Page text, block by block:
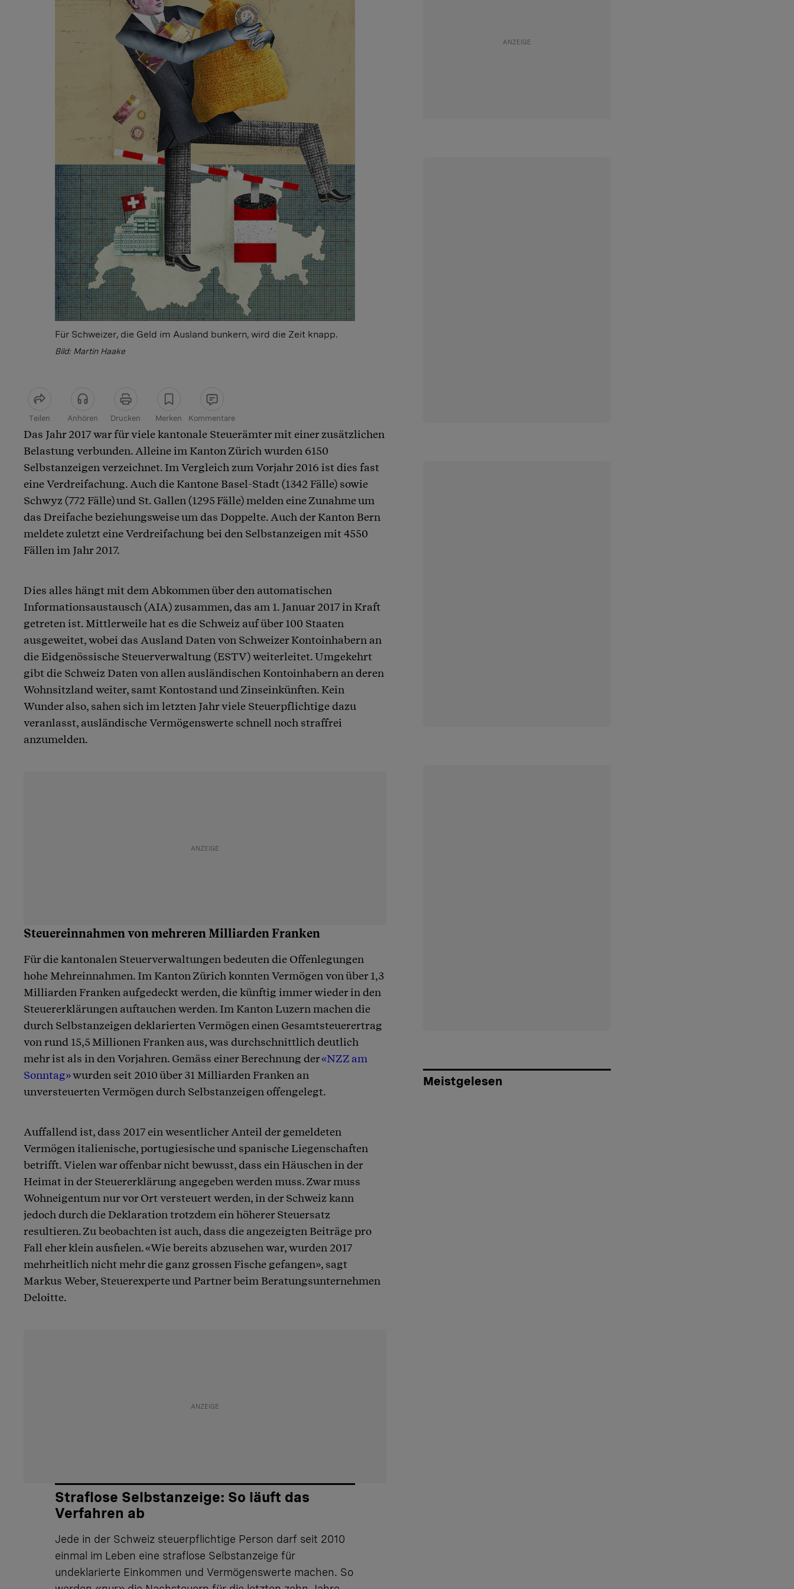
Für Schweizer, die Geld im Ausland bunkern, wird die Zeit knapp.
Bild: Martin Haake
Teilen Anhören Drucken Merken Kommentare
Artikel teilen
Das Jahr 2017 war für viele kantonale Steuerämter mit einer zusätzlichen
Belastung verbunden. Alleine im Kanton Zürich wurden 6150
Selbstanzeigen verzeichnet. Im Vergleich zum Vorjahr 2016 ist dies fast
eine Verdreifachung. Auch die Kantone Basel-Stadt (1342 Fälle) sowie
Schwyz (772 Fälle) und St. Gallen (1295 Fälle) melden eine Zunahme um
das Dreifache beziehungsweise um das Doppelte. Auch der Kanton Bern
meldete zuletzt eine Verdreifachung bei den Selbstanzeigen mit 4550
Fällen im Jahr 2017.
Dies alles hängt mit dem Abkommen über den automatischen
Informationsaustausch (AIA) zusammen, das am 1. Januar 2017 in Kraft
getreten ist. Mittlerweile hat es die Schweiz auf über 100 Staaten
ausgeweitet, wobei das Ausland Daten von Schweizer Kontoinhabern an
die Eidgenössische Steuerverwaltung (ESTV) weiterleitet. Umgekehrt
gibt die Schweiz Daten von allen ausländischen Kontoinhabern an deren
Wohnsitzland weiter, samt Kontostand und Zinseinkünften. Kein
Wunder also, sahen sich im letzten Jahr viele Steuerpflichtige dazu
veranlasst, ausländische Vermögenswerte schnell noch straffrei
anzumelden.
Steuereinnahmen von mehreren Milliarden Franken
Für die kantonalen Steuerverwaltungen bedeuten die Offenlegungen
hohe Mehreinnahmen. Im Kanton Zürich konnten Vermögen von über 1,3
Milliarden Franken aufgedeckt werden, die künftig immer wieder in den
Steuererklärungen auftauchen werden. Im Kanton Luzern machen die
durch Selbstanzeigen deklarierten Vermögen einen Gesamtsteuerertrag
von rund 15,5 Millionen Franken aus, was durchschnittlich deutlich
mehr ist als in den Vorjahren. Gemäss einer Berechnung der«NZZ am
Sonntag»wurden seit 2010 über 31 Milliarden Franken an
unversteuerten Vermögen durch Selbstanzeigen offengelegt.
Auffallend ist, dass 2017 ein wesentlicher Anteil der gemeldeten
Vermögen italienische, portugiesische und spanische Liegenschaften
betrifft. Vielen war offenbar nicht bewusst, dass ein Häuschen in der
Heimat in der Steuererklärung angegeben werden muss. Zwar muss
Wohneigentum nur vor Ort versteuert werden, in der Schweiz kann
jedoch durch die Deklaration trotzdem ein höherer Steuersatz
resultieren. Zu beobachten ist auch, dass die angezeigten Beiträge pro
Fall eher klein ausfielen. «Wie bereits abzusehen war, wurden 2017
mehrheitlich nicht mehr die ganz grossen Fische gefangen», sagt
Markus Weber, Steuerexperte und Partner beim Beratungsunternehmen
Deloitte.
Straflose Selbstanzeige: So läuft das
Verfahren ab
Jede in der Schweiz steuerpflichtige Person darf seit 2010
einmal im Leben eine straflose Selbstanzeige für
undeklarierte Einkommen und Vermögenswerte machen. So
Meistgelesen